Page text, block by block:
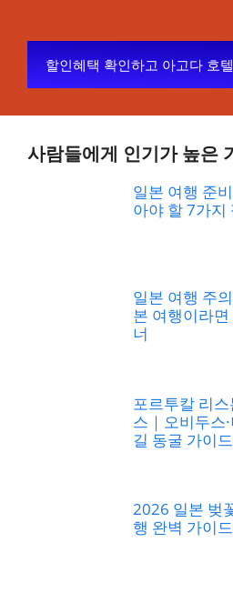
할인혜택 확인하고 아고다 호
사람들에게 인기가 높은
일본 여행 준
아야 할 7가지
일본 여행 주
본 여행이라
너
포르투칼 리
스｜오비두스
길 동굴 가이드
2026 일본 벚
행 완벽 가이드